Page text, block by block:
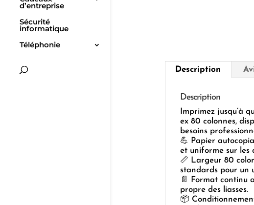
d’entreprise
Sécurité
informatique
Téléphonie
Description
Description
Imprimez jusqu’à
ex 80 colonnes,
besoins
💪 Papier
et uniforme sur les
📏 Largeur 80
standards pour un
📄 Format continu
propre des liasses.
📦